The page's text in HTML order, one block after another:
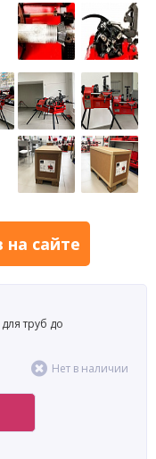
на сайте
труб до
Нет в наличии